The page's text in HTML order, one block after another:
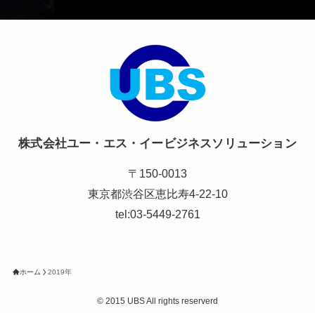
株式会社ユー・エス・イービジネスソリューション
〒150-0013
東京都渋谷区恵比寿4-22-10
tel:03-5449-2761
ホーム 2019年
© 2015 UBS All rights reserverd